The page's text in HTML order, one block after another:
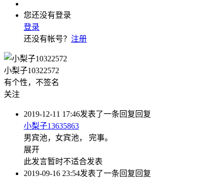
您还没有登录
登录
还没有帐号？ 注册
小梨子10322572
有个性，不签名
关注
2019-12-11 17:46发表了一条回复回复
小梨子13635863
男宾池，女宾池， 完事。
展开
此发言暂时不适合发表
2019-09-16 23:54发表了一条回复回复